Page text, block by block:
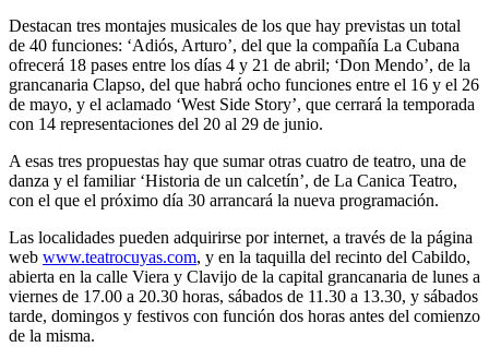
Destacan tres montajes musicales de los que hay previstas un total
de 40 funciones: ‘Adiós, Arturo’, del que la compañía La Cubana
ofrecerá 18 pases entre los días 4 y 21 de abril; ‘Don Mendo’, de la
grancanaria Clapso, del que habrá ocho funciones entre el 16 y el 26
de mayo, y el aclamado ‘West Side Story’, que cerrará la temporada
con 14 representaciones del 20 al 29 de junio.
A esas tres propuestas hay que sumar otras cuatro de teatro, una de
danza y el familiar ‘Historia de un calcetín’, de La Canica Teatro,
con el que el próximo día 30 arrancará la nueva programación.
Las localidades pueden adquirirse por internet, a través de la página
web www.teatrocuyas.com, y en la taquilla del recinto del Cabildo,
abierta en la calle Viera y Clavijo de la capital grancanaria de lunes a
viernes de 17.00 a 20.30 horas, sábados de 11.30 a 13.30, y sábados
tarde, domingos y festivos con función dos horas antes del comienzo
de la misma.